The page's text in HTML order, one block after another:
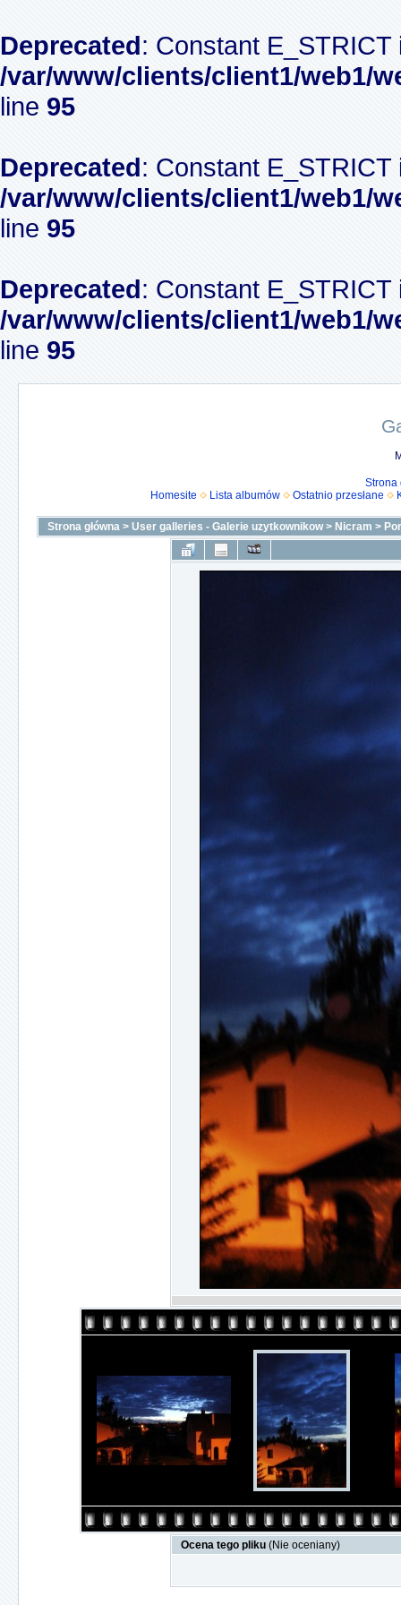
Deprecated: Constant
/var/www/clients/client1/web1/
line 95
Deprecated: Constant
/var/www/clients/client1/web1/
line 95
Deprecated: Constant
/var/www/clients/client1/web1/
line 95
Strona
Homesite
Lista albumów Ostatnio przesłane
Strona główna > User galleries - Galerie uzytkownikow> Nicram >
Ocena tego pliku (Nie oceniany)